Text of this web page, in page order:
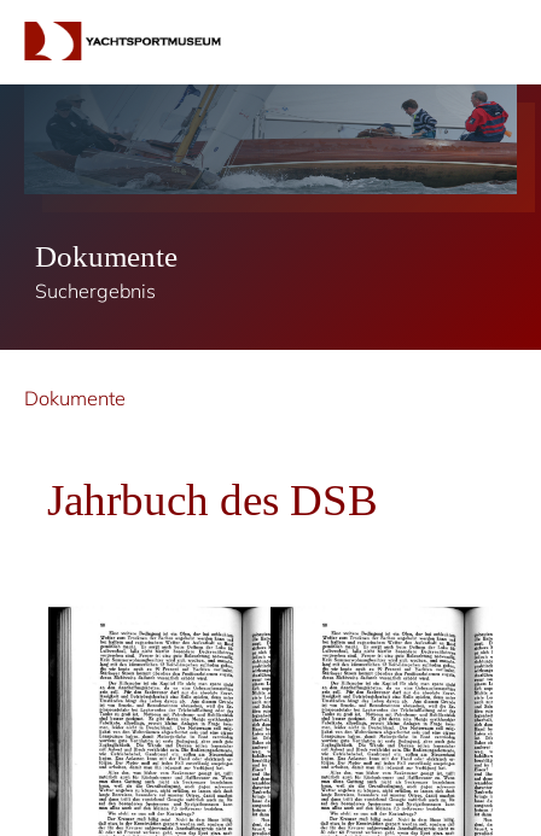
Dokumente
Suchergebnis
Dokumente
Jahrbuch des DSB